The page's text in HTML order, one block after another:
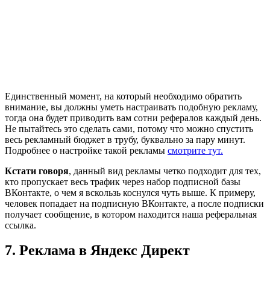
Единственный момент, на который необходимо обратить
внимание, вы должны уметь настраивать подобную рекламу,
тогда она будет приводить вам сотни рефералов каждый день.
Не пытайтесь это сделать сами, потому что можно спустить
весь рекламный бюджет в трубу, буквально за пару минут.
Подробнее о настройке такой рекламы смотрите тут.
Кстати говоря, данный вид рекламы четко подходит для тех,
кто пропускает весь трафик через набор подписной базы
ВКонтакте, о чем я вскользь коснулся чуть выше. К примеру,
человек попадает на подписную ВКонтакте, а после подписки
получает сообщение, в котором находится наша реферальная
ссылка.
7. Реклама в Яндекс Директ